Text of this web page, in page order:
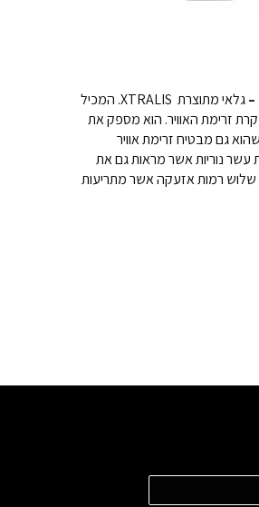
גלאי מתוצרת XTRALIS. המכיל
זרימת האוויר. הוא מספק את
גם מבטיח זרימת אוויר
עשר נוריות אשר מראות גם את
שלוש רמות אזעקה אשר מתריעות